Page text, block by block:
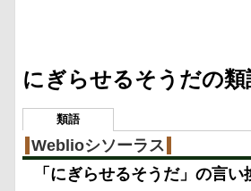
にぎらせるそうだの
類語
Weblioシソーラス
「 にぎらせるそうだ」の言い